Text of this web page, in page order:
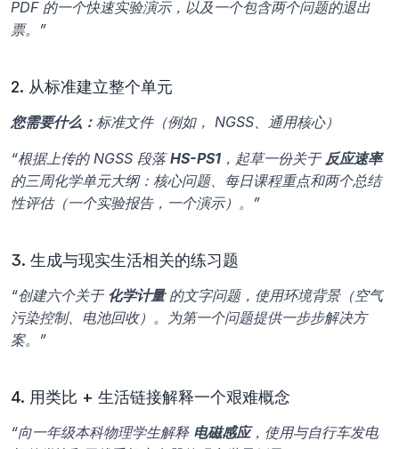
PDF 的一个快速实验演示，以及一个包含两个问题的退出
票。”
2. 从标准建立整个单元
您需要什么： 标准文件（例如， NGSS、通用核心）
“根据上传的 NGSS 段落 HS-PS1 ，起草一份关于 反应速率
的三周化学单元大纲：核心问题、每日课程重点和两个总结
性评估（一个实验报告，一个演示）。”
3. 生成与现实生活相关的练习题
“创建六个关于 化学计量 的文字问题，使用环境背景（空气
污染控制、电池回收）。为第一个问题提供一步步解决方
案。”
4. 用类比 + 生活链接解释一个艰难概念
“向一年级本科物理学生解释 电磁感应，使用与自行车发电